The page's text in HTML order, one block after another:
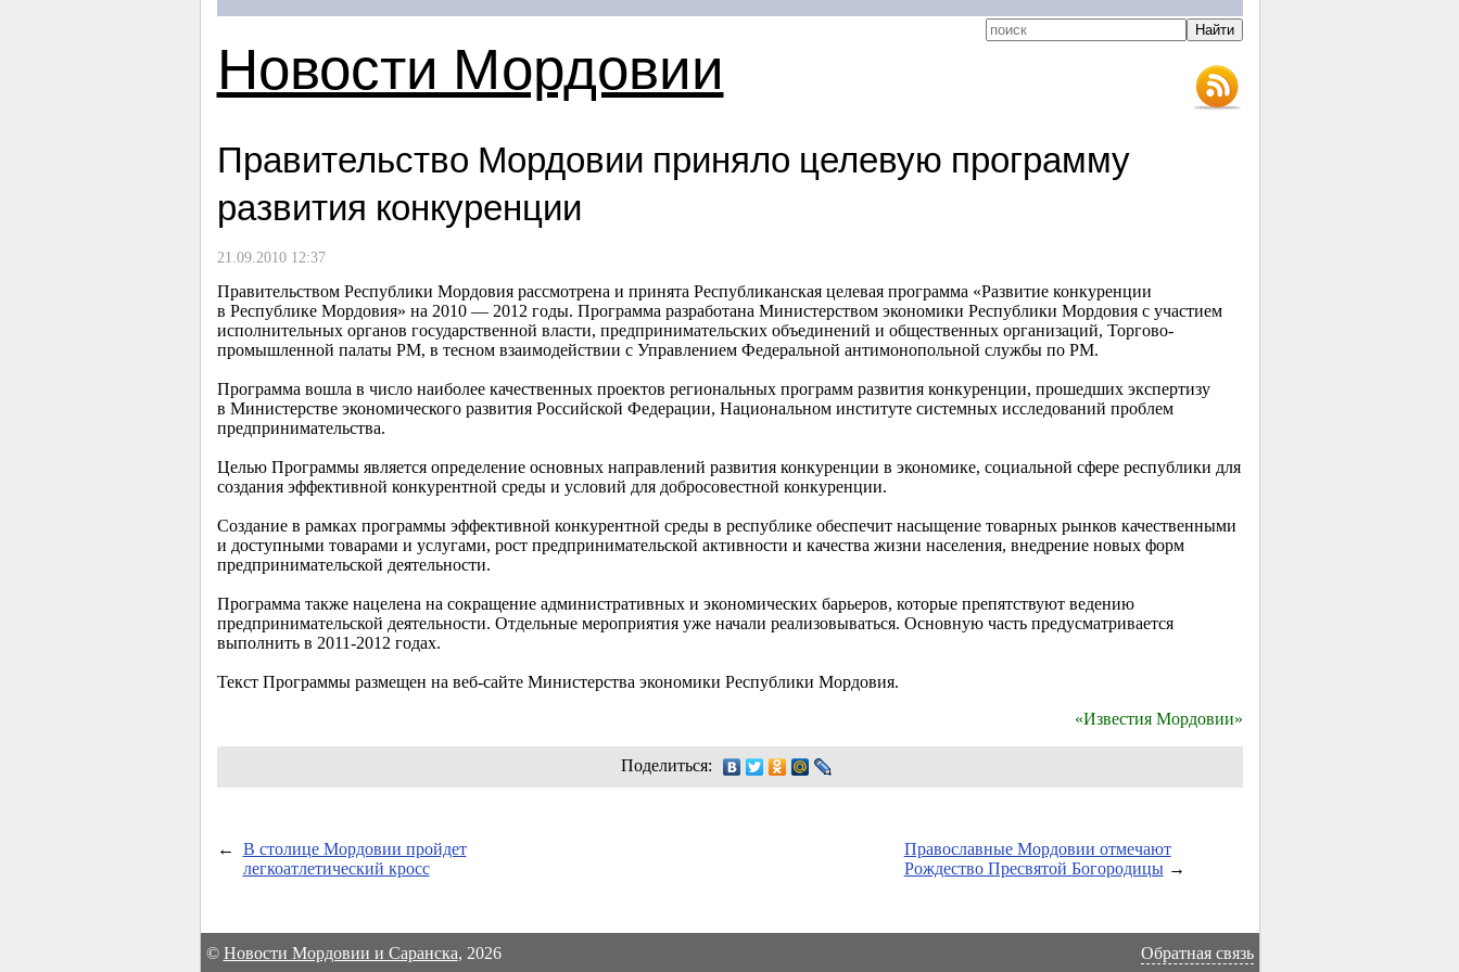
Новости Мордовии
Правительство Мордовии приняло целевую программу
развития конкуренции
21.09.2010 12:37
Правительством Республики Мордовия рассмотрена и принята Республиканская целевая программа «Развитие конкуренции
в Республике Мордовия» на 2010 — 2012 годы. Программа разработана Министерством экономики Республики Мордовия с участием
исполнительных органов государственной власти, предпринимательских объединений и общественных организаций, Торгово-
промышленной палаты РМ, в тесном взаимодействии с Управлением Федеральной антимонопольной службы по РМ.
Программа вошла в число наиболее качественных проектов региональных программ развития конкуренции, прошедших экспертизу
в Министерстве экономического развития Российской Федерации, Национальном институте системных исследований проблем
предпринимательства.
Целью Программы является определение основных направлений развития конкуренции в экономике, социальной сфере республики для
создания эффективной конкурентной среды и условий для добросовестной конкуренции.
Создание в рамках программы эффективной конкурентной среды в республике обеспечит насыщение товарных рынков качественными
и доступными товарами и услугами, рост предпринимательской активности и качества жизни населения, внедрение новых форм
предпринимательской деятельности.
Программа также нацелена на сокращение административных и экономических барьеров, которые препятствуют ведению
предпринимательской деятельности. Отдельные мероприятия уже начали реализовываться. Основную часть предусматривается
выполнить в 2011-2012 годах.
Текст Программы размещен на веб-сайте Министерства экономики Республики Мордовия.
«Известия Мордовии»
Поделиться:
←
В столице Мордовии пройдет
легкоатлетический кросс
Православные Мордовии отмечают
Рождество Пресвятой Богородицы→
© Новости Мордовии и Саранска, 2026 Обратная связь